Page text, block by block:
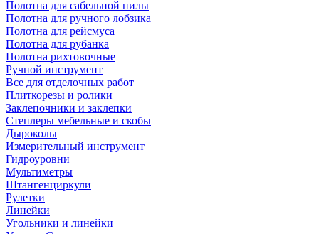
Полотна для сабельной пилы
Полотна для ручного лобзика
Полотна для рейсмуса
Полотна для рубанка
Полотна рихтовочные
Ручной инструмент
Все для отделочных работ
Плиткорезы и ролики
Заклепочники и заклепки
Степлеры мебельные и скобы
Дыроколы
Измерительный инструмент
Гидроуровни
Мультиметры
Штангенциркули
Рулетки
Линейки
Угольники и линейки